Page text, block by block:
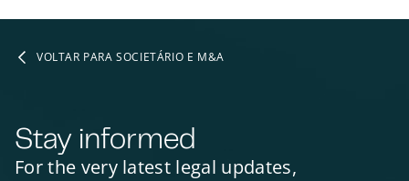
VOLTAR PARA SOCIETÁRIO E M&A
Stay informed
For the very latest legal updates,